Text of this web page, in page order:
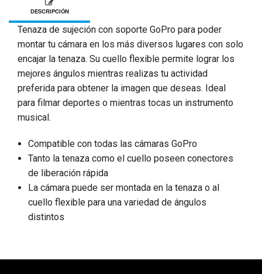
DESCRIPCIÓN
Tenaza de sujeción con soporte GoPro para poder
montar tu cámara en los más diversos lugares con solo
encajar la tenaza. Su cuello flexible permite lograr los
mejores ángulos mientras realizas tu actividad
preferida para obtener la imagen que deseas. Ideal
para filmar deportes o mientras tocas un instrumento
musical.
Compatible con todas las cámaras GoPro
Tanto la tenaza como el cuello poseen conectores
de liberación rápida
La cámara puede ser montada en la tenaza o al
cuello flexible para una variedad de ángulos
distintos